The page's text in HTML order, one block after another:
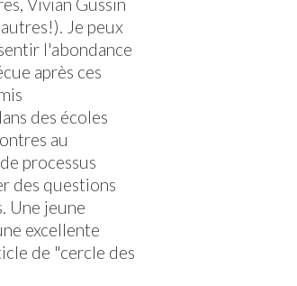
Je peux
l'abondance
après ces
des écoles
au
processus
des questions
Une jeune
excellente
de "cercle des